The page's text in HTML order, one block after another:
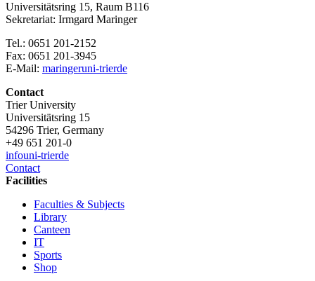
Universitätsring 15, Raum B116
Sekretariat: Irmgard Maringer
Tel.: 0651 201-2152
Fax: 0651 201-3945
E-Mail: maringeruni-trierde
Contact
Trier University
Universitätsring 15
54296 Trier, Germany
+49 651 201-0
infouni-trierde
Contact
Facilities
Faculties & Subjects
Library
Canteen
IT
Sports
Shop